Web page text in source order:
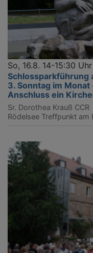
So, 16.8. 14-15:30 Uhr
Schlossparkführung
3. Sonntag im
Anschluss ein
Sr. Dorothea Krauß CCR
Rödelsee Treffpunkt am